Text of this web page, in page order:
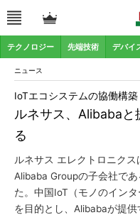
テクノロジー 先端技術 デバイ
ニュース
ルネサス、Alibaba
る
IoTエコシステムの協働構築
ルネサス エレクトロニク
Alibaba Groupの子会社で
た。中国IoT（モノのイン
を目的とし、Alibabaが提